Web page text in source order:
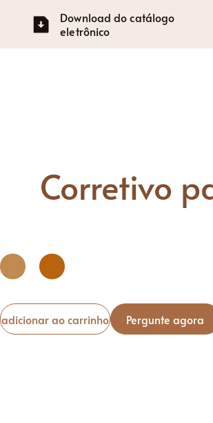
Download do catálogo
eletrônico
Creme BB
Corar
Pó fixador e spray
Corretivo
adicionar ao carrinho Pergunte agora